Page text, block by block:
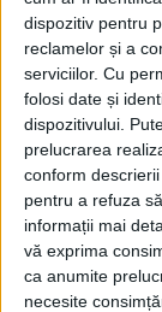
dispozitiv pentru
reclamelor și a
serviciilor. Cu
folosi date și
dispozitivului.
prelucrarea
conform
pentru a refuza
informații mai
vă exprima
ca anumite
necesite
EDUCAȚIE
EDUCAȚIE